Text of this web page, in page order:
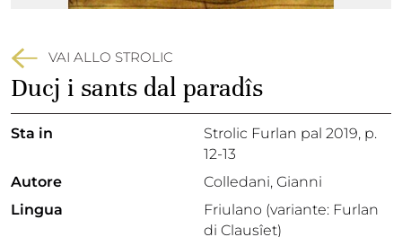
VAI ALLO STROLIC
Ducj i sants dal paradîs
Sta in Strolic Furlan pal 2019, p.
12-13
Autore
Colledani, Gianni
Lingua
Friulano (variante: Furlan
di Clausîet)